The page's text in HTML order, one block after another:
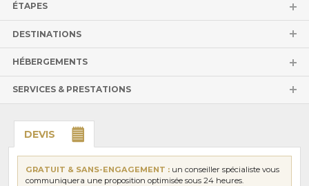
ÉTAPES
DESTINATIONS
HÉBERGEMENTS
SERVICES & PRESTATIONS
DEVIS
GRATUIT & SANS-ENGAGEMENT : un conseiller spécialiste vous
communiquera une proposition optimisée sous 24 heures.